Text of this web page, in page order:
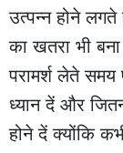
उत्पन्न होने
का खतरा भी
परामर्श लेते समय
ध्यान दें और
होने दें क्योंकि